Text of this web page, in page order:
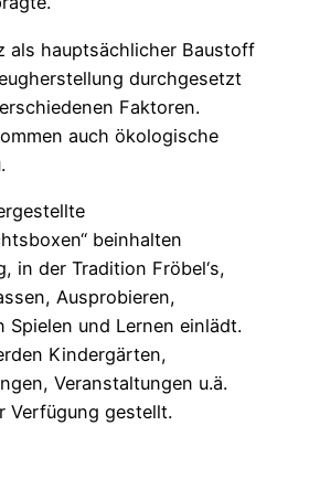
als hauptsächlicher Baustoff
durchgesetzt
Faktoren.
auch ökologische
beinhalten
in der Tradition Fröbel‘s,
Ausprobieren,
Spielen und Lernen einlädt.
Kindergärten,
Veranstaltungen u.ä.
Verfügung gestellt.